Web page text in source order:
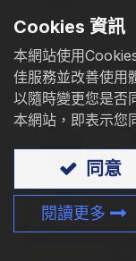
致性與可靠性。
Cookies 資訊
本網站使用
佳服務並改善使用
以隨時變更您是否
本網站，即表示您
同意
閱讀更多